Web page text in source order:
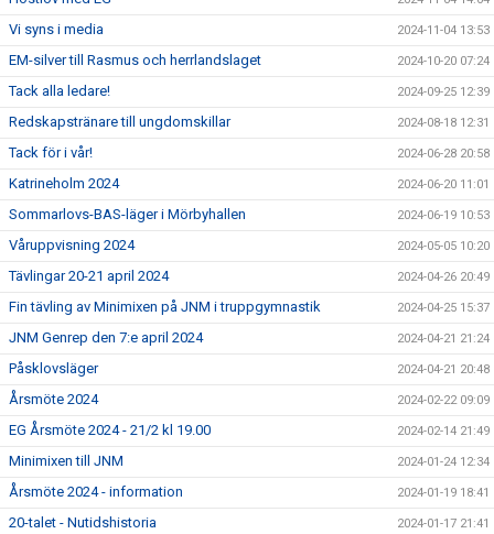
Vi syns i media 2024-11-04 13:53
EM-silver till Rasmus och herrlandslaget 2024-10-20 07:24
Tack alla ledare! 2024-09-25 12:39
Redskapstränare till ungdomskillar 2024-08-18 12:31
Tack för i vår! 2024-06-28 20:58
Katrineholm 2024 2024-06-20 11:01
Sommarlovs-BAS-läger i Mörbyhallen 2024-06-19 10:53
Våruppvisning 2024 2024-05-05 10:20
Tävlingar 20-21 april 2024 2024-04-26 20:49
Fin tävling av Minimixen på JNM i truppgymnastik 2024-04-25 15:37
JNM Genrep den 7:e april 2024 2024-04-21 21:24
Påsklovsläger 2024-04-21 20:48
Årsmöte 2024 2024-02-22 09:09
EG Årsmöte 2024 - 21/2 kl 19.00 2024-02-14 21:49
Minimixen till JNM 2024-01-24 12:34
Årsmöte 2024 - information 2024-01-19 18:41
20-talet - Nutidshistoria 2024-01-17 21:41